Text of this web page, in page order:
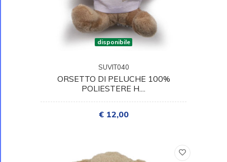
disponibile
SUVIT040
ORSETTO DI PELUCHE 100%
POLIESTERE H....
€ 12,00